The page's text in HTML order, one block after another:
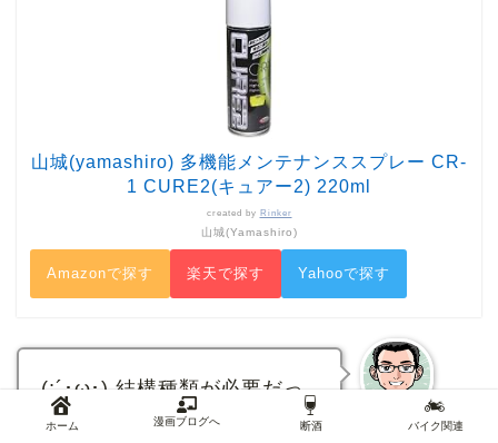
山城(yamashiro) 多機能メンテナンススプレー CR-
1 CURE2(キュアー2) 220ml
created by Rinker
山城(Yamashiro)
Amazonで探す 楽天で探す Yahooで探す
(;´･ω･) 結構種類が必要だっ
たな…まあ今後もあるかもし
ホーム 漫画ブログへ 断酒 バイク関連